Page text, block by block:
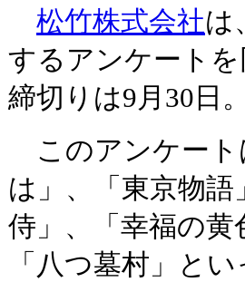
松竹株式会社は
するアンケートを
締切りは9月30日。
このアンケート
は」、「東京物
侍」、「幸福の
「八つ墓村」と